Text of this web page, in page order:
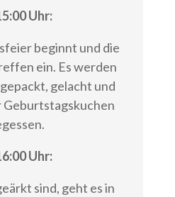
Uhr:
beginnt und die
ein. Es werden
gelacht und
Geburtstagskuchen
Uhr:
sind, geht es in